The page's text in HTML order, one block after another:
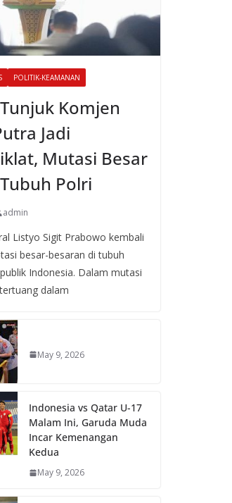
POLITIK-KEAMANAN
Komjen
Jadi
Mutasi Besar
Polri
admin
Listyo Sigit Prabowo kembali
besar-besaran di tubuh
Indonesia. Dalam mutasi
dalam
May 9, 2026
Indonesia vs Qatar U-17
Malam Ini, Garuda Muda
Incar Kemenangan
Kedua
May 9, 2026